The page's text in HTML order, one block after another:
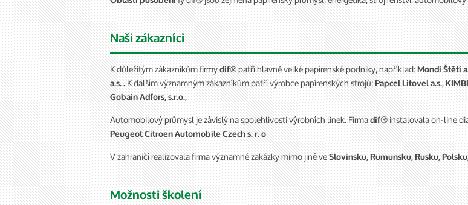
Naši zákazníci
K důležitým zákazníkům firmydif®patří hlavně velké papírenské podniky, například:Mondi Štětí
a.s. .K dalším významným zákazníkům patří výrobce papírenských strojů:Papcel Litovel a.s.,
Gobain Adfors, s.r.o.,
Automobilový průmysl je závislý na spolehlivosti výrobních linek. Firmadif® instalovala on-line
Peugeot Citroen Automobile Czech s. r. o
V zahraničí realizovala firma významné zakázky mimo jiné veSlovinsku, Rumunsku, Rusku,
Možnosti školení